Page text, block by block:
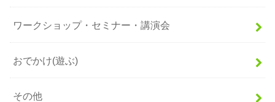
ワークショップ・セミナー・講演会
おでかけ(遊ぶ)
その他